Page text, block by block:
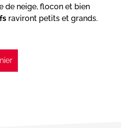
de neige, flocon et bien
raviront petits et grands.